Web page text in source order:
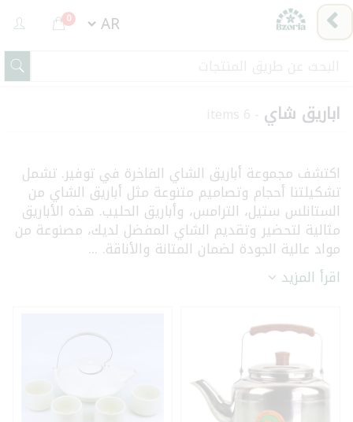
0
اباريق شاي - 6 items
اكتشف مجموعة أباريق الشاي الفاخرة في توفير. تشمل
تشكيلتنا أحجام وتصاميم متنوعة مثل أباريق الشاي من
الستانلس ستيل، الترامس، وأباريق الحليب. هذه الأباريق
مثالية لتحضير وتقديم الشاي المفضل لديك، مصنوعة من
مواد عالية الجودة لضمان المتانة والأناقة. ...
اقرأ المزيد